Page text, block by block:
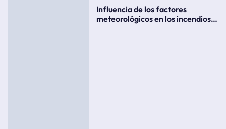
Influencia de los factores
meteorológicos en los incendios